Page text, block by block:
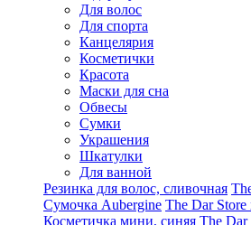
Для волос
Для спорта
Канцелярия
Косметички
Красота
Маски для сна
Обвесы
Сумки
Украшения
Шкатулки
Для ванной
Резинка для волос, сливочная
Сумочка Aubergine The Dar
Косметичка мини, синяя The Dar